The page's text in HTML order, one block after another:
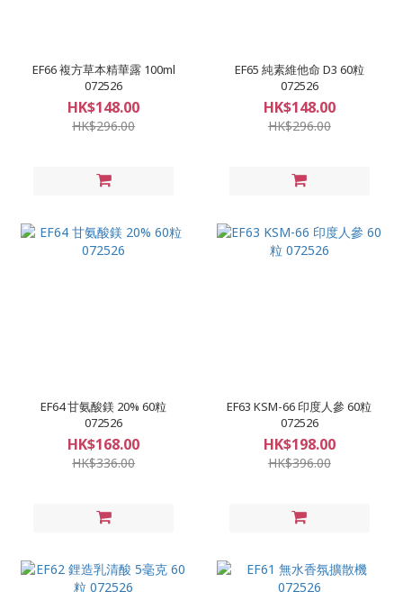
EF66 複方草本精華露 100ml
072526
HK$148.00
HK$296.00
EF65 純素維他命 D3 60粒
072526
HK$148.00
HK$296.00
EF64 甘氨酸鎂 20% 60粒
072526
HK$168.00
HK$336.00
EF63 KSM-66 印度人參 60粒
072526
HK$198.00
HK$396.00